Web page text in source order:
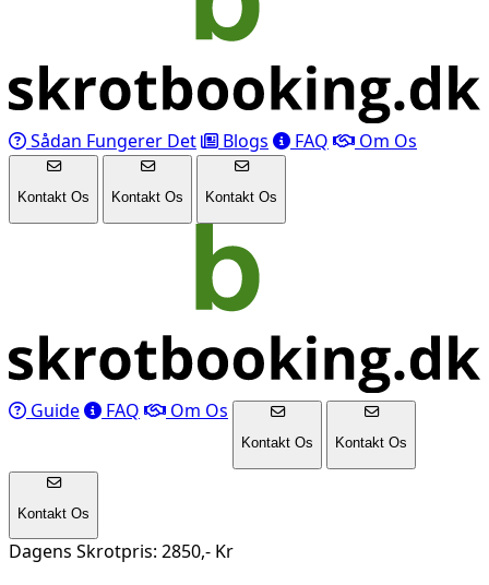
Sådan Fungerer Det Blogs FAQ Om Os
Kontakt Os Kontakt Os Kontakt Os
Guide FAQ Om Os
Kontakt Os Kontakt Os
Kontakt Os
Dagens Skrotpris: 2850,- Kr